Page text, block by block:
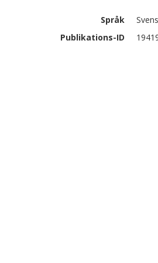
Språk
Publikations-ID